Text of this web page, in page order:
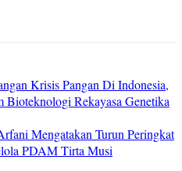
Krisis Pangan Di Indonesia,
Bioteknologi Rekayasa Genetika
Mengatakan Turun Peringkat
PDAM Tirta Musi